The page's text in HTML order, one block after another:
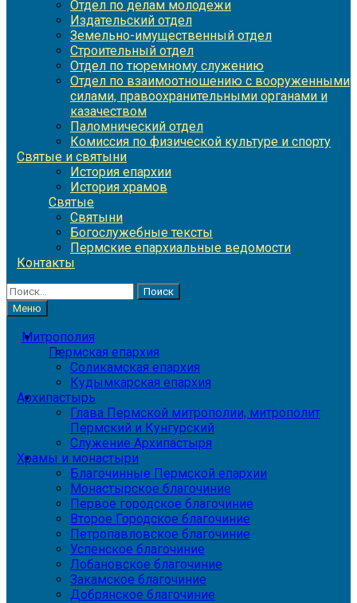
Отдел по делам молодежи
Издательский отдел
Земельно-имущественный отдел
Строительный отдел
Отдел по тюремному служению
Отдел по взаимоотношению с вооруженными
силами, правоохранительными органами и
казачеством
Паломнический отдел
Комиссия по физической культуре и спорту
Святые и святыни
История епархии
История храмов
Святые
Святыни
Богослужебные тексты
Пермские епархиальные ведомости
Контакты
Найти:
Меню
Митрополия
Пермская епархия
Соликамская епархия
Кудымкарская епархия
Архипастырь
Глава Пермской митрополии, митрополит
Пермский и Кунгурский
Служение Архипастыря
Храмы и монастыри
Благочинные Пермской епархии
Монастырское благочиние
Первое городское благочиние
Второе Городское благочиние
Петропавловское благочиние
Успенское благочиние
Лобановское благочиние
Закамское благочиние
Добрянское благочиние